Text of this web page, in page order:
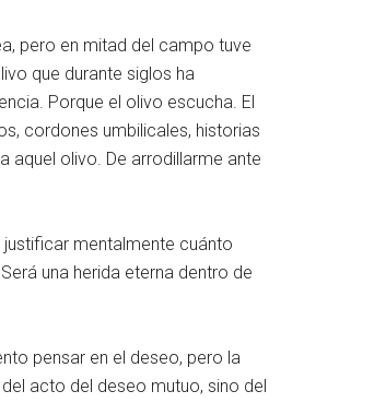
pero en mitad del campo tuve
que durante siglos ha
Porque el olivo escucha. El
cordones umbilicales, historias
aquel olivo. De arrodillarme ante
mentalmente cuánto
una herida eterna dentro de
pensar en el deseo, pero la
acto del deseo mutuo, sino del